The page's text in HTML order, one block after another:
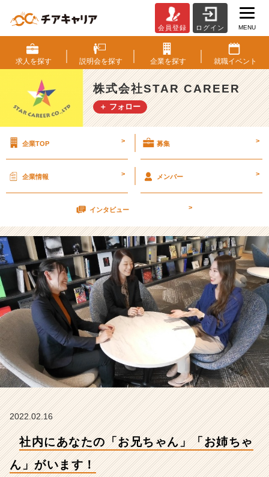
内
に
あ
な
た
の
ゃ
姉
ち
ん」
が
い
ま
す！
【株
式
会
社
S
A
R
E
E
会員登録 ログイン MENU
求人を探す 説明会を探す 企業を探す 就職イベント
株式会社STAR CAREER
＋ フォロー
企業TOP > 募集 >
企業情報 > メンバー >
インタビュー >
2022.02.16
社内にあなたの「お兄ちゃん」「お姉ちゃ
ん」がいます！